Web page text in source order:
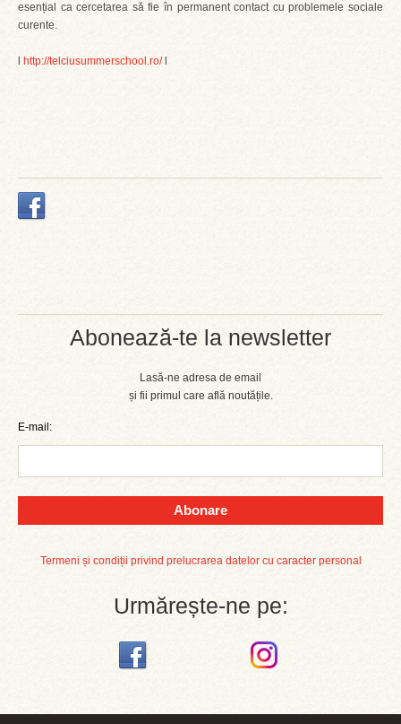
Abonează-te la newsletter
Lasă-ne adresa de email
și fii primul care află noutățile.
E-mail:
Abonare
Termeni și condiții privind prelucrarea datelor cu caracter personal
Urmărește-ne pe:
esențial ca cercetarea să fie în permanent contact cu problemele sociale
curente.
http://telciusummerschool.ro/l